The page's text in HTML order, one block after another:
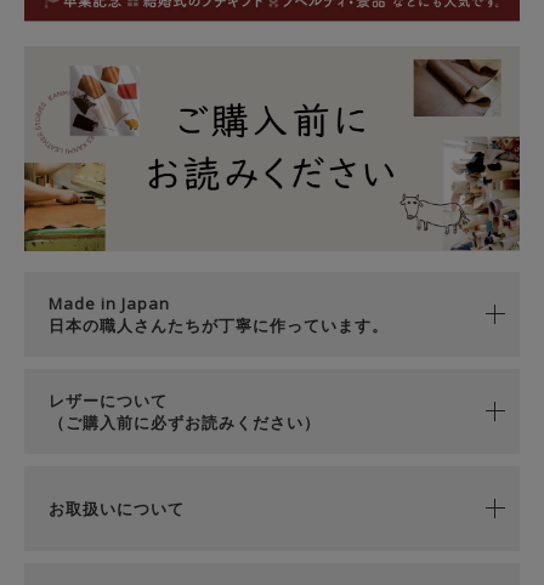
Made in Japan
日本の職人さんたちが丁寧に作っています。
レザーについて
（ご購入前に必ずお読みください）
お取扱いについて